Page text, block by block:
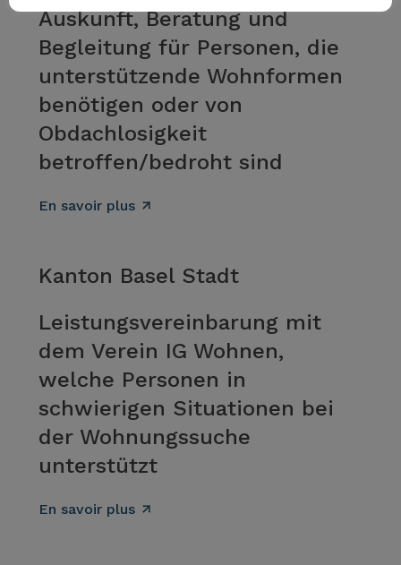
Auskunft, Beratung und
Begleitung für Personen, die
unterstützende Wohnformen
benötigen oder von
Obdachlosigkeit
betroffen/bedroht sind
En savoir plus
Kanton Basel Stadt
Leistungsvereinbarung mit
dem Verein IG Wohnen,
welche Personen in
schwierigen Situationen bei
der Wohnungssuche
unterstützt
En savoir plus